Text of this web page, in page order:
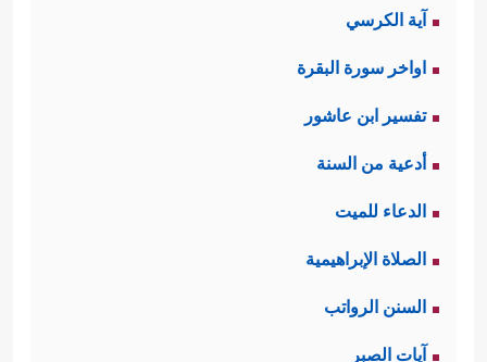
آية الكرسي
اواخر سورة البقرة
تفسير ابن عاشور
أدعية من السنة
الدعاء للميت
الصلاة الإبراهيمية
السنن الرواتب
آيات الصبر